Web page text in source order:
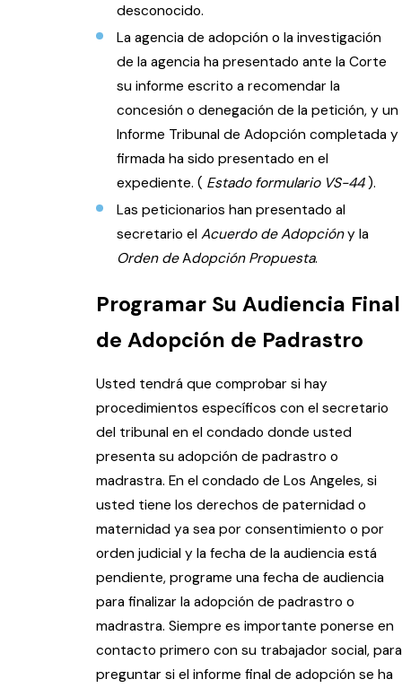
desconocido.
La agencia de adopción o la investigación
de la agencia ha presentado ante la Corte
su informe escrito a recomendar la
concesión o denegación de la petición, y un
Informe Tribunal de Adopción completada y
firmada ha sido presentado en el
expediente. ( Estado formulario VS-44).
Las peticionarios han presentado al
secretario elAcuerdo de Adopcióny la
Orden deAdopción Propuesta.
Programar Su Audiencia Final
de Adopción de Padrastro
Usted tendrá que comprobar si hay
procedimientos específicos con el secretario
del tribunal en el condado donde usted
presenta su adopción de padrastro o
madrastra. En el condado de Los Angeles, si
usted tiene los derechos de paternidad o
maternidad ya sea por consentimiento o por
orden judicial y la fecha de la audiencia está
pendiente, programe una fecha de audiencia
para finalizar la adopción de padrastro o
madrastra. Siempre es importante ponerse en
contacto primero con su trabajador social, para
preguntar si el informe final de adopción se ha